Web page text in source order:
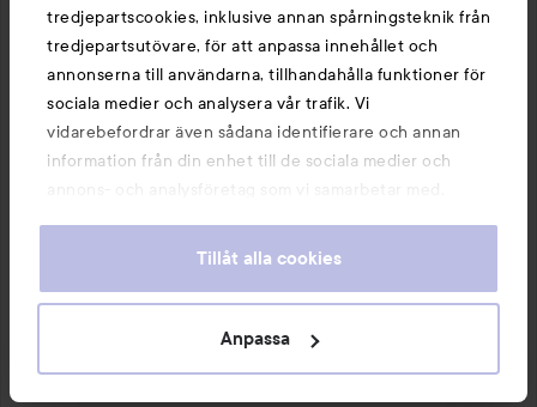
tredjepartscookies, inklusive annan spårningsteknik från
tredjepartsutövare, för att anpassa innehållet och
annonserna till användarna, tillhandahålla funktioner för
sociala medier och analysera vår trafik. Vi
vidarebefordrar även sådana identifierare och annan
information från din enhet till de sociala medier och
annons- och analysföretag som vi samarbetar med.
information som du har tillhandahållit eller som de har
våra cookies vid fortsatt användande av vår webbplats.
För information om hur du kan ändra inställningarna för
Tillåt alla cookies
Anpassa